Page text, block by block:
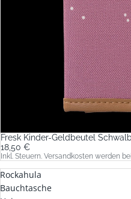
Fresk Kinder-Geldbeutel
18,50 €
Inkl. Steuern. Versandkosten werden
Rockahula
Bauchtasche